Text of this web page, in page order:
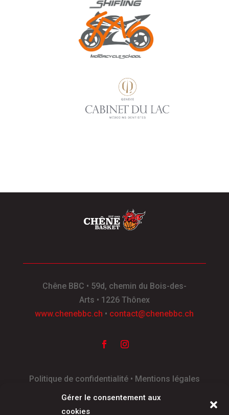
Gérer le consentement aux
cookies
Chêne BBC • 59d, chemin du Bois-des-
Arts • 1226 Thônex
www.chenebbc.ch • contact@chenebbc.ch
Politique de confidentialité • Mentions légales
Réalisé par Galaxies